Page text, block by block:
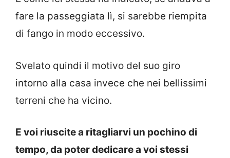
fare la passeggiata lì, si sarebbe riempita
di fango in modo eccessivo.
Svelato quindi il motivo del suo giro
intorno alla casa invece che nei bellissimi
terreni che ha vicino.
E voi riuscite a ritagliarvi un pochino di
tempo, da poter dedicare a voi stessi